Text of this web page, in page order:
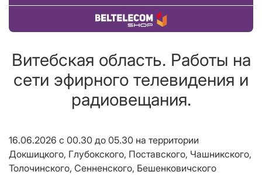
Купить товар
Витебская область. Работы на
сети эфирного телевидения и
радиовещания.
16.06.2026 с 00.30 до 05.30 на территории
Докшицкого, Глубокского, Поставского, Чашникского,
Толочинского, Сенненского, Бешенковичского